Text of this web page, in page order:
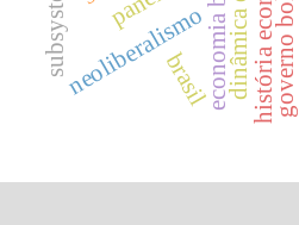
neoliberalismo
brasil